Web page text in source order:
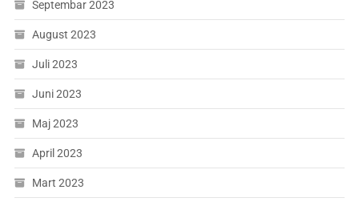
Septembar 2023
August 2023
Juli 2023
Juni 2023
Maj 2023
April 2023
Mart 2023